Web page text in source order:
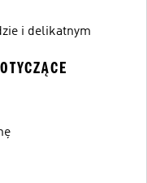
i delikatnym